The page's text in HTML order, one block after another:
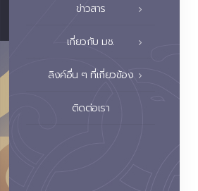
ข่าวสาร
เกี่ยวกับ มช.
ลิงค์อื่น ๆ ที่เกี่ยวข้อง
ติดต่อเรา